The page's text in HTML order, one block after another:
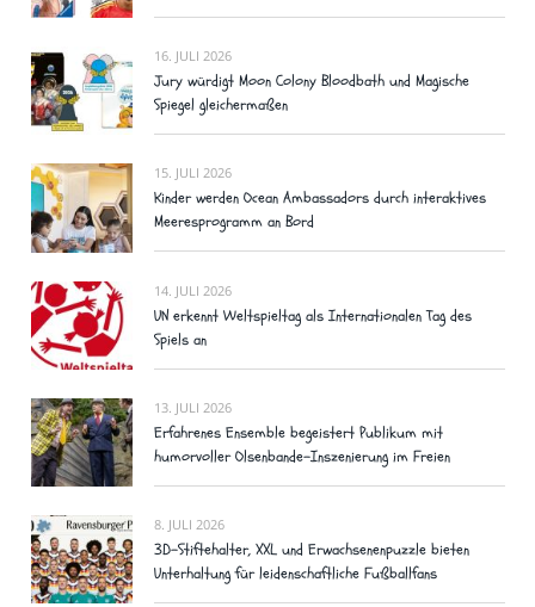
16. JULI 2026
Jury würdigt Moon Colony Bloodbath und Magische
Spiegel gleichermaßen
15. JULI 2026
Kinder werden Ocean Ambassadors durch interaktives
Meeresprogramm an Bord
14. JULI 2026
UN erkennt Weltspieltag als Internationalen Tag des
Spiels an
13. JULI 2026
Erfahrenes Ensemble begeistert Publikum mit
humorvoller Olsenbande-Inszenierung im Freien
8. JULI 2026
3D-Stiftehalter, XXL und Erwachsenenpuzzle bieten
Unterhaltung für leidenschaftliche Fußballfans